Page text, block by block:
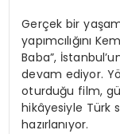
Gerçek bir
yapımcılığını
Baba”,
devam ediyor.
oturduğu film,
hikâyesiyle Türk
hazırlanıyor.